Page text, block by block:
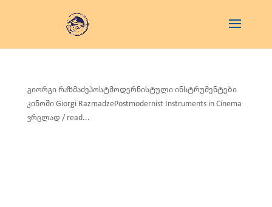
გიორგი რაზმაძეპოსტმოდერნისტული ინსტრუმენტები
კინოში Giorgi RazmadzePostmodernist Instruments in Cinema
ვრცლად / read...